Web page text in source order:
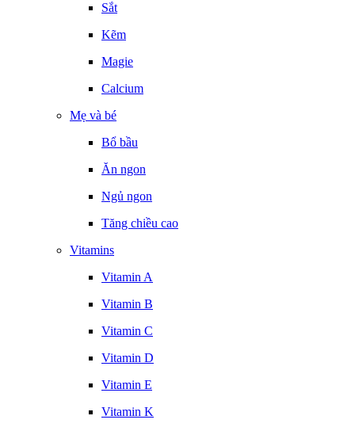
Sắt
Kẽm
Magie
Calcium
Mẹ và bé
Bổ bầu
Ăn ngon
Ngủ ngon
Tăng chiều cao
Vitamins
Vitamin A
Vitamin B
Vitamin C
Vitamin D
Vitamin E
Vitamin K